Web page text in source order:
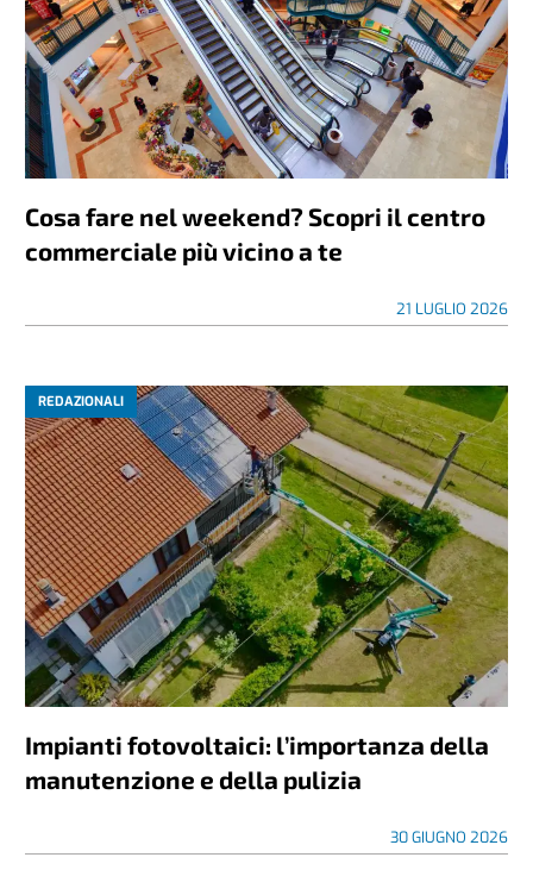
Cosa fare nel weekend? Scopri il centro
commerciale più vicino a te
21 LUGLIO 2026
REDAZIONALI
Impianti fotovoltaici: l’importanza della
manutenzione e della pulizia
30 GIUGNO 2026